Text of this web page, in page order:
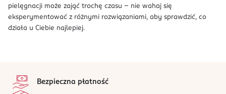
pielęgnacji może zająć trochę czasu – nie wahaj się
eksperymentować z różnymi rozwiązaniami, aby sprawdzić, co
działa u Ciebie najlepiej.
Bezpieczna płatność